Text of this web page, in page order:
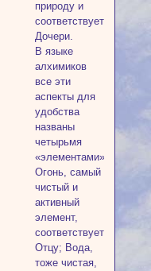
природу и
соответствует
Дочери.
В языке
алхимиков
все эти
аспекты для
удобства
названы
четырьмя
«элементами».
Огонь, самый
чистый и
активный
элемент,
соответствует
Отцу; Вода,
тоже чистая,